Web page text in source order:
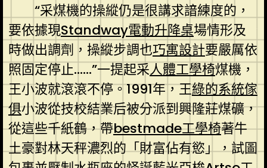
“采煤機的操縱仍是很講求諳練度的，
要依據現Standway電動升降桌場情形及
時做出調劑，操縱步調也巧寓設計要嚴厲依
照固定停止……”一提起采人體工學椅煤機，
王小波就滾滾不停。1991年，王綠的系統傢
俱小波從技校結業后被分派到興隆莊煤礦，
從這些千紙鶴，帶bestmade工學椅著牛
土豪對林天秤濃烈的「財富佔有慾」，試圖